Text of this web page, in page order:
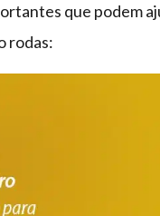
que podem
rodas: